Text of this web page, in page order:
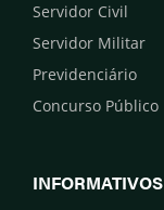
Servidor Civil
Servidor Militar
Previdenciário
Concurso Público
INFORMATIVOS